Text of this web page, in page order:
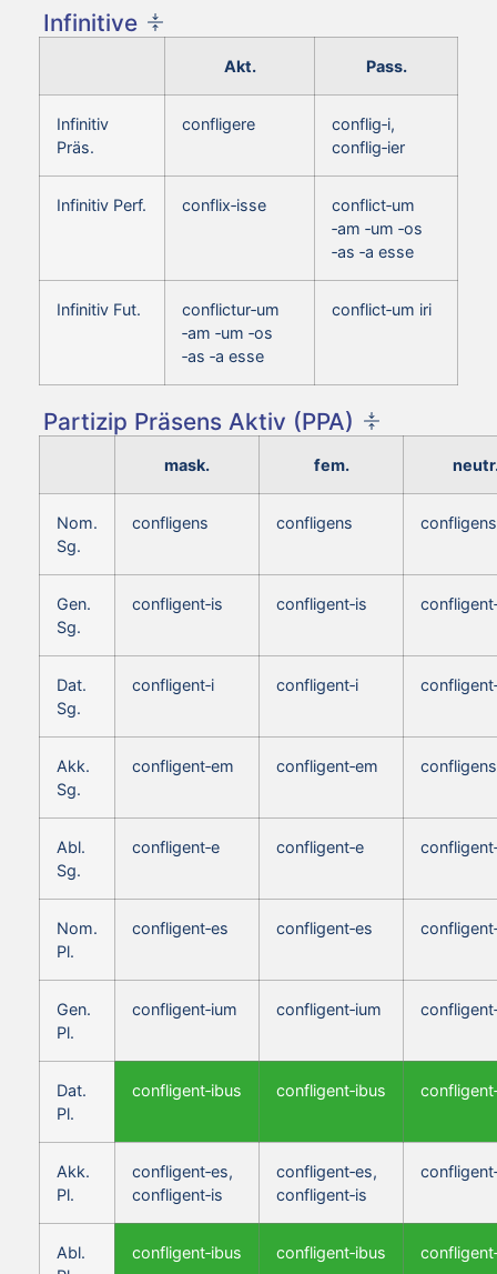
Infinitive
Akt. Pass.
Infinitiv
Präs.
confligere
conflig‑i,
conflig‑ier
Infinitiv Perf. conflix‑isse
conflict‑um
‑am ‑um ‑os
‑as ‑a esse
Infinitiv Fut.
conflictur‑um
‑am ‑um ‑os
‑as ‑a esse
conflict‑um iri
Partizip Präsens Aktiv (PPA)
mask. fem.
Nom.
Sg.
confligens confligens confligens
Gen.
Sg.
confligent‑is confligent‑is
Dat.
Sg.
confligent‑i confligent‑i
Akk.
Sg.
confligent‑em confligent‑em confligens
Abl.
Sg.
confligent‑e confligent‑e
Nom.
Pl.
confligent‑es confligent‑es
Gen.
Pl.
confligent‑ium confligent‑ium
Dat.
Pl.
confligent‑ibus confligent‑ibus
Akk.
Pl.
confligent‑es,
confligent‑is
confligent‑es,
confligent‑is
Abl.
confligent‑ibus confligent‑ibus